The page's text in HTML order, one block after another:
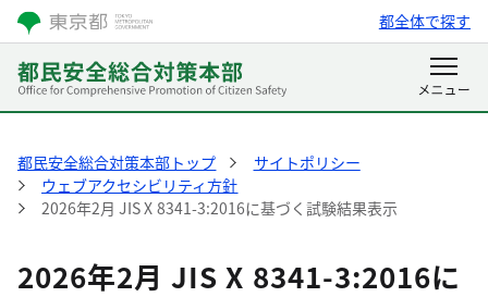
都全体で探す
都民安全総合対策本部トップ
サイトポリシー
ウェブアクセシビリティ方針
2026年2月 JIS X 8341-3:2016に基づく試験結果表示
2026年2月 JIS X 8341-3:2016に